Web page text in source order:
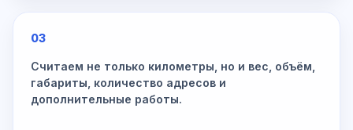
03
Считаем не только километры, но и вес, объём,
габариты, количество адресов и
дополнительные работы.